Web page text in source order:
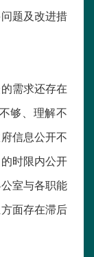
题及改进措
需求还存在
够、理解不
信息公开不
时限内公开
室与各职能
面存在滞后